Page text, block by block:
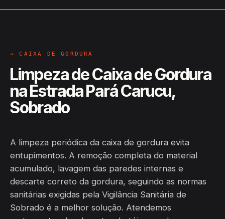
→ CAIXA DE GORDURA
Limpeza de Caixa de Gordura
na Estrada Pará Carucu,
Sobrado
A limpeza periódica da caixa de gordura evita
entupimentos. A remoção completa do material
acumulado, lavagem das paredes internas e
descarte correto da gordura, seguindo as normas
sanitárias exigidas pela Vigilância Sanitária de
Sobrado é a melhor solução. Atendemos